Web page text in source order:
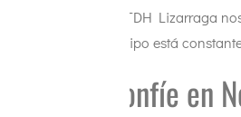
En TDH Lizarraga
equipo está
Confíe en